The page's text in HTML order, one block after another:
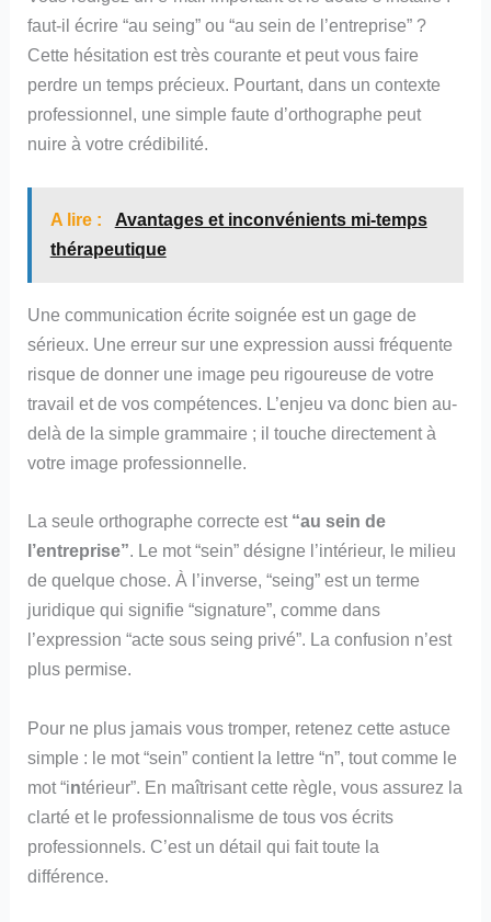
faut-il écrire “au seing” ou “au sein de l’entreprise” ?
Cette hésitation est très courante et peut vous faire
perdre un temps précieux. Pourtant, dans un contexte
professionnel, une simple faute d’orthographe peut
nuire à votre crédibilité.
A lire :
Avantages et inconvénients mi-temps
thérapeutique
Une communication écrite soignée est un gage de
sérieux. Une erreur sur une expression aussi fréquente
risque de donner une image peu rigoureuse de votre
travail et de vos compétences. L’enjeu va donc bien au-
delà de la simple grammaire ; il touche directement à
votre image professionnelle.
La seule orthographe correcte est “au sein de
l’entreprise”. Le mot “sein” désigne l’intérieur, le milieu
de quelque chose. À l’inverse, “seing” est un terme
juridique qui signifie “signature”, comme dans
l’expression “acte sous seing privé”. La confusion n’est
plus permise.
Pour ne plus jamais vous tromper, retenez cette astuce
simple : le mot “sein” contient la lettre “n”, tout comme le
mot “intérieur”. En maîtrisant cette règle, vous assurez la
clarté et le professionnalisme de tous vos écrits
professionnels. C’est un détail qui fait toute la
différence.